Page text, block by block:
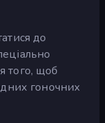
до
того, щоб
гоночних